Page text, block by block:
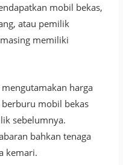
mobil bekas,
atau pemilik
memiliki
harga
mobil bekas
sebelumnya.
bahkan tenaga
kemari.